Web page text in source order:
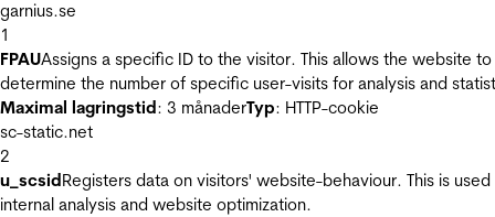
garnius.se
1
FPAUAssigns a specific ID to the visitor. This allows the website to
determine the number of specific user-visits for analysis and
Maximal lagringstid: 3 månaderTyp: HTTP-cookie
sc-static.net
2
u_scsidRegisters data on visitors' website-behaviour. This is
internal analysis and website optimization.